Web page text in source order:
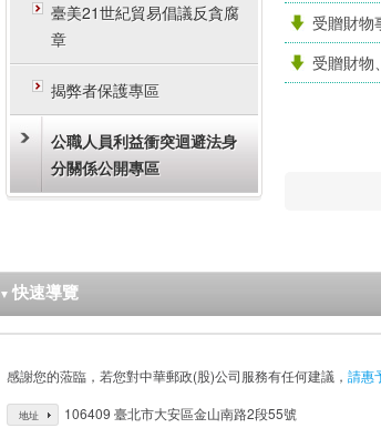
臺美21世紀貿易倡議反貪腐
章
揭弊者保護專區
公職人員利益衝突迴避法身
分關係公開專區
受贈財物
受贈財物
▼ 快速導覽
感謝您的蒞臨，若您對中華郵政(股)公司服務有任何建議， 請惠
地址 106409 臺北市大安區金山南路2段55號